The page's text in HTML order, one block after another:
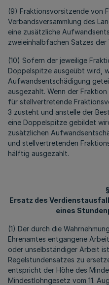
(9) Fraktionsvorsitzende von
Verbandsversammlung des
eine zusätzliche
zweieinhalbfachen Satzes der
(10) Sofern der jeweilige
Doppelspitze ausgeübt wird,
Aufwandsentschädigung
ausgezahlt. Wenn der
für stellvertretende
3 zusteht und anstelle der
eine Doppelspitze gebildet
zusätzlichen
und stellvertretenden
hälftig ausgezahlt.
Ersatz des
eines
(1) Der durch die
Ehrenamtes entgangene
oder unselbständiger Arbeit
Regelstundensatzes zu
entspricht der Höhe des
Mindestlohngesetz vom 11.